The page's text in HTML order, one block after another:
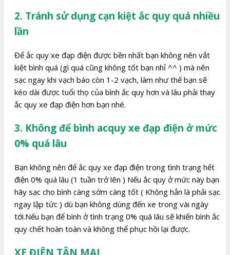
2. Tránh sử dụng cạn kiệt ắc quy quá nhiều
lần
Để ắc quy xe đạp điện được bền nhất bạn không nên vắt
kiệt bình quá (gì quá cũng không tốt bạn nhỉ ^^ ) mà nên
sạc ngay khi vạch báo còn 1-2 vạch, làm như thế bạn sẽ
kéo dài được tuổi thọ của bình ắc quy hơn và lâu phải thay
ắc quy xe đạp điện hơn bạn nhé.
3. Không để bình acquy xe đạp điện ở mức
0% quá lâu
Bạn không nên để ắc quy xe đạp điện trong tình trạng hết
điện 0% quá lâu (1 tuần trở lên ) Nếu ắc quy ở mức này bạn
hãy sạc cho bình càng sớm càng tốt ( Không hẳn là phải sạc
ngay lập tức ) dù bạn không dùng đến xe trong vài ngày
tới.Nếu bạn để bình ở tình trạng 0% quá lâu sẽ khiến bình ắc
quy chết hoàn toàn và không thể phục hồi lại được.
XE ĐIỆN TÂN MAI